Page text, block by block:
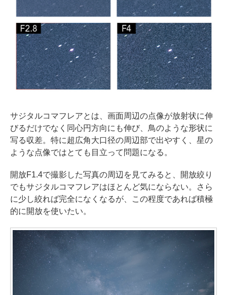
サジタルコマフレアとは、画面周辺の点像が放射状に伸
びるだけでなく同心円方向にも伸び、鳥のような形状に
写る収差。特に超広角大口径の周辺部で出やすく、星の
ような点像ではとても目立って問題になる。
開放F1.4で撮影した写真の周辺を見てみると、開放絞り
でもサジタルコマフレアはほとんど気にならない。さら
に少し絞れば完全になくなるが、この程度であれば積極
的に開放を使いたい。